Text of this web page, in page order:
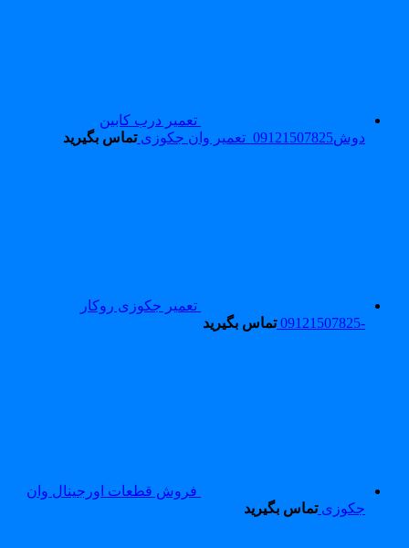
تعمیر درب کابین
دوش09121507825_تعمیر وان جکوزی
تماس بگیرید
تعمیر جکوزی روکار
تماس بگیرید
فروش قطعات اورجینال وان
جکوزی تماس بگیرید